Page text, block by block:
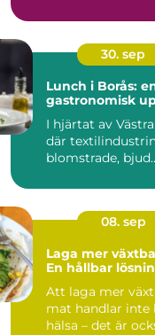
30. sep
Lunch i Borås:
gastronomisk
I hjärtat av
där
blomstrade,
08. sep
Laga mer
En hållbar
Att laga mer
mat handlar inte
hälsa – det är